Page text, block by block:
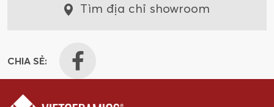
Tìm địa chỉ showroom
CHIA SẺ: